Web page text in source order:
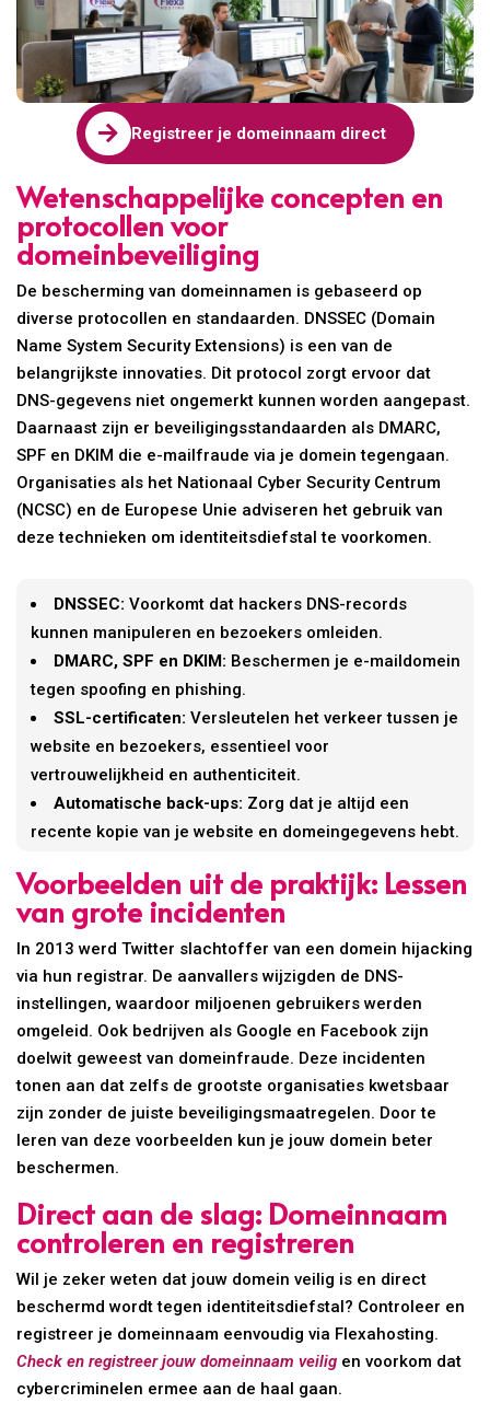
 Registreer je domeinnaam direct
Wetenschappelijke concepten en
protocollen voor
domeinbeveiliging
De bescherming van domeinnamen is gebaseerd op
diverse protocollen en standaarden. DNSSEC (Domain
Name System Security Extensions) is een van de
belangrijkste innovaties. Dit protocol zorgt ervoor dat
DNS-gegevens niet ongemerkt kunnen worden aangepast.
Daarnaast zijn er beveiligingsstandaarden als DMARC,
SPF en DKIM die e-mailfraude via je domein tegengaan.
Organisaties als het Nationaal Cyber Security Centrum
(NCSC) en de Europese Unie adviseren het gebruik van
deze technieken om identiteitsdiefstal te voorkomen.
DNSSEC: Voorkomt dat hackers DNS-records
kunnen manipuleren en bezoekers omleiden.
DMARC, SPF en DKIM: Beschermen je e-maildomein
tegen spoofing en phishing.
SSL-certificaten: Versleutelen het verkeer tussen je
website en bezoekers, essentieel voor
vertrouwelijkheid en authenticiteit.
Automatische back-ups: Zorg dat je altijd een
recente kopie van je website en domeingegevens hebt.
Voorbeelden uit de praktijk: Lessen
van grote incidenten
In 2013 werd Twitter slachtoffer van een domein hijacking
via hun registrar. De aanvallers wijzigden de DNS-
instellingen, waardoor miljoenen gebruikers werden
omgeleid. Ook bedrijven als Google en Facebook zijn
doelwit geweest van domeinfraude. Deze incidenten
tonen aan dat zelfs de grootste organisaties kwetsbaar
zijn zonder de juiste beveiligingsmaatregelen. Door te
leren van deze voorbeelden kun je jouw domein beter
beschermen.
Direct aan de slag: Domeinnaam
controleren en registreren
Wil je zeker weten dat jouw domein veilig is en direct
beschermd wordt tegen identiteitsdiefstal? Controleer en
registreer je domeinnaam eenvoudig via Flexahosting.
Check en registreer jouw domeinnaam veilig en voorkom dat
cybercriminelen ermee aan de haal gaan.